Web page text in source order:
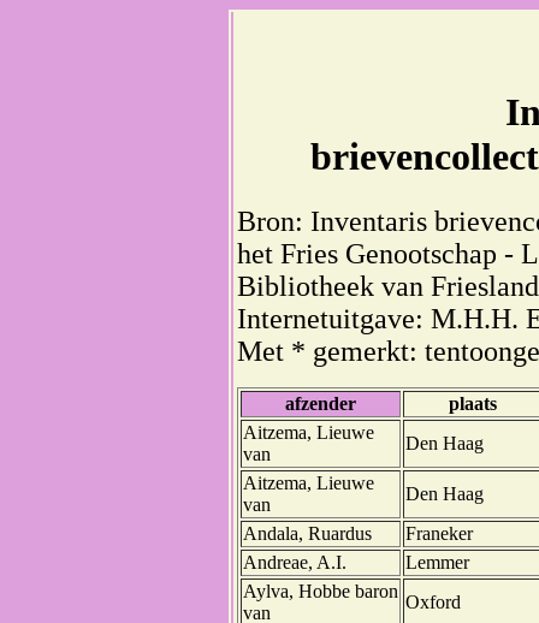
Bron: Inventaris
het Fries Genootschap -
Bibliotheek van
Internetuitgave: M.H.H.
Met * gemerkt:
afzender
plaats
Aitzema, Lieuwe
van
Den Haag
Aitzema, Lieuwe
van
Den Haag
Andala, Ruardus
Franeker
Andreae, A.I.
Lemmer
Aylva, Hobbe baron
van
Oxford